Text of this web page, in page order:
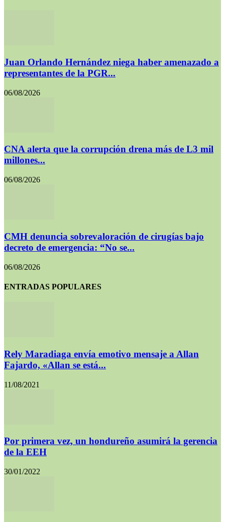
Juan Orlando Hernández niega haber amenazado a
representantes de la PGR...
06/08/2026
CNA alerta que la corrupción drena más de L3 mil
millones...
06/08/2026
CMH denuncia sobrevaloración de cirugías bajo
decreto de emergencia: “No se...
06/08/2026
ENTRADAS POPULARES
Rely Maradiaga envía emotivo mensaje a Allan
Fajardo, «Allan se está...
11/08/2021
Por primera vez, un hondureño asumirá la gerencia
de la EEH
30/01/2022